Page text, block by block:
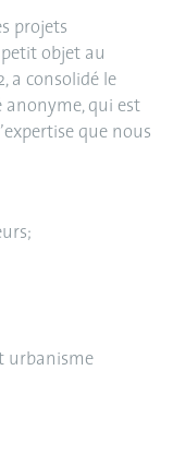
projets
objet au
a consolidé le
anonyme, qui est
que nous
urbanisme